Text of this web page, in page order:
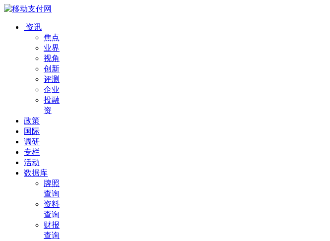
资讯
焦点
业界
视角
创新
评测
企业
投融
资
政策
国际
调研
专栏
活动
数据库
牌照
查询
资料
查询
财报
查询